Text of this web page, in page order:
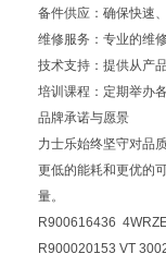
备件供应：确保快速
维修服务：专业的维
技术支持：提供从产
培训课程：定期举办
品牌承诺与愿景
力士乐始终坚守对品
更低的能耗和更优的
量。
R900616436
R900020153 VT